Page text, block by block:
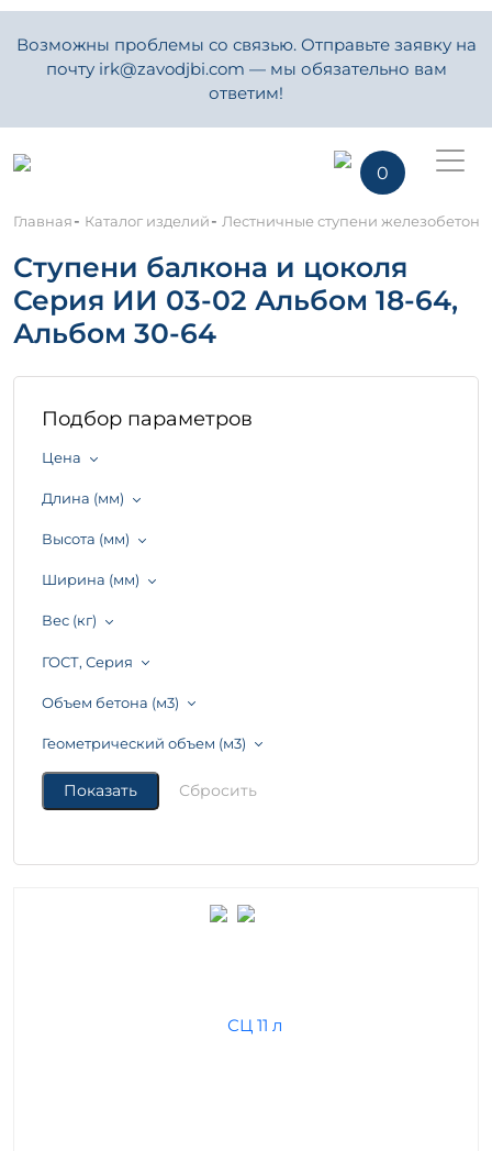
Возможны проблемы со связью. Отправьте заявку на
почту irk@zavodjbi.com — мы обязательно вам
ответим!
0
Главная- Каталог изделий- Лестничные ступени
Ступени балкона и цоколя
Серия ИИ 03-02 Альбом 18-64,
Альбом 30-64
Подбор параметров
Цена
Длина (мм)
Высота (мм)
Ширина (мм)
Вес (кг)
ГОСТ, Серия
Объем бетона (м3)
Геометрический объем (м3)